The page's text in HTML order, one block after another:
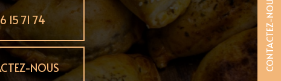
CONTACTEZ-NOUS
15 71 74
NOUS